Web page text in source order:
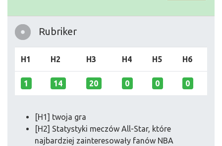
Rubriker
H1 H2 H3 H4 H5 H6
1 14 20 0 0 0
[H1] twoja gra
[H2] Statystyki meczów All-Star, które
najbardziej zainteresowały fanów NBA